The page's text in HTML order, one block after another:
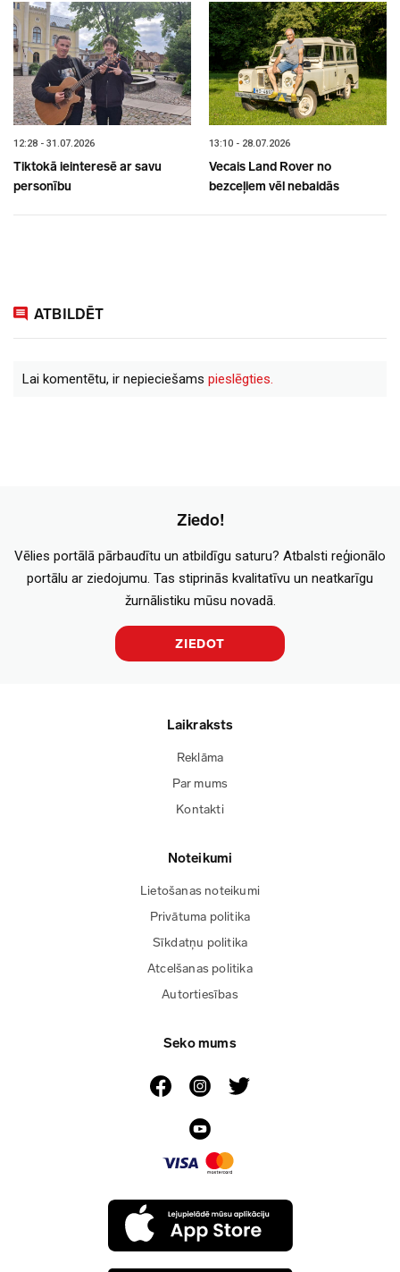
12:28 - 31.07.2026
Tiktokā ieinteresē ar savu
personību
13:10 - 28.07.2026
Vecais Land Rover no
bezceļiem vēl nebaidās
ATBILDĒT
Lai komentētu, ir nepieciešams pieslēgties.
Ziedo!
Vēlies portālā pārbaudītu un atbildīgu saturu? Atbalsti reģionālo
portālu ar ziedojumu. Tas stiprinās kvalitatīvu un neatkarīgu
žurnālistiku mūsu novadā.
ZIEDOT
Laikraksts
Reklāma
Par mums
Kontakti
Noteikumi
Lietošanas noteikumi
Privātuma politika
Sīkdatņu politika
Atcelšanas politika
Autortiesības
Seko mums